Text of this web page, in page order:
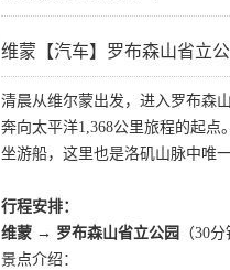
维蒙【汽车】罗布森山省立
清晨从维尔蒙出发，进入罗布森
奔向太平洋1,368公里旅程的起
坐游船，这里也是洛矶山脉中唯
行程安排：
维蒙 → 罗布森山省立公园
（30
景点介绍：